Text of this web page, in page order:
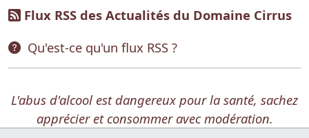
Flux RSS des Actualités du Domaine Cirrus
Qu'est-ce qu'un flux RSS ?
L'abus d'alcool est dangereux pour la santé, sachez
apprécier et consommer avec modération.